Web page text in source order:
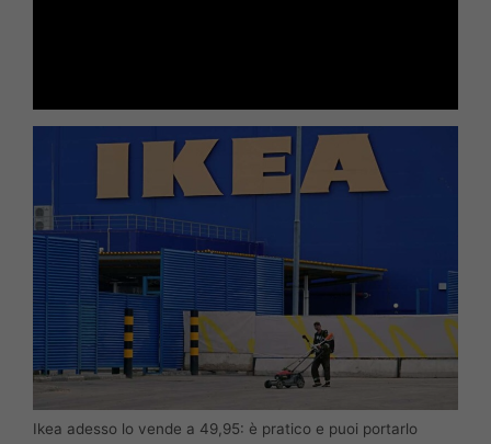
Ikea adesso lo vende a 49,95: è pratico e puoi portarlo